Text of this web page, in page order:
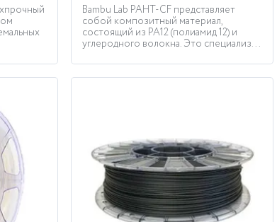
Bambu Lab PAHT-CF представляет
собой композитный материал,
состоящий из PA12 (полиамид 12) и
углеродного волокна. Это специализ...
КУПИТЬ